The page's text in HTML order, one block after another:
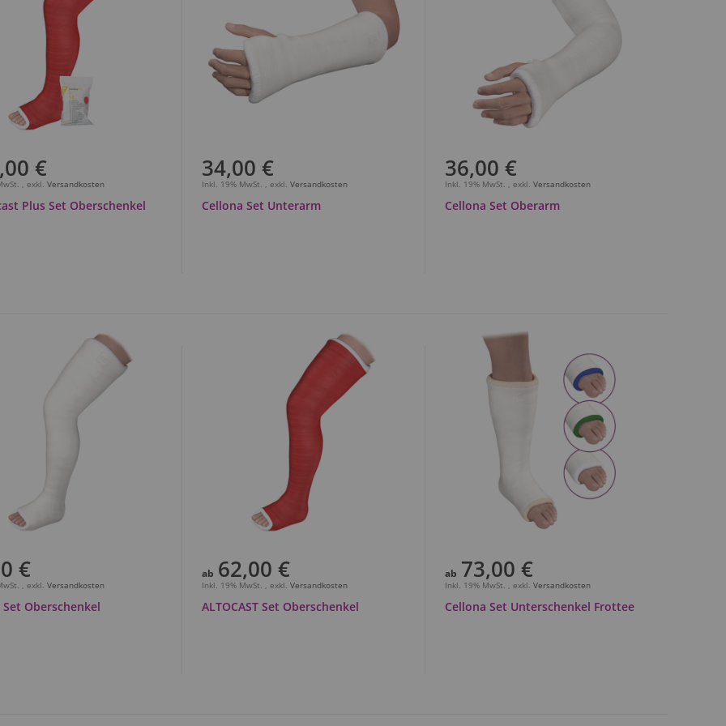
€
, exkl. Versandkosten
Plus Set Oberschenkel
34,00 €
Inkl. 19% MwSt. , exkl. Versandkosten
Cellona Set Unterarm
36,00 €
Inkl. 19% MwSt. , exkl. Versandkosten
Cellona Set Oberarm
€
, exkl. Versandkosten
Set Oberschenkel
ab 62,00 €
Inkl. 19% MwSt. , exkl. Versandkosten
ALTOCAST Set Oberschenkel
ab 73,00 €
Inkl. 19% MwSt. , exkl. Versandkosten
Cellona Set Unterschenkel Frottee